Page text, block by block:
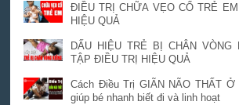
ĐIỀU TRỊ CHỮA VẸO CỔ TRẺ
HIỆU QUẢ
DẤU HIỆU TRẺ BỊ CHÂN VÒNG
TẬP ĐIỀU TRỊ HIỆU QUẢ
Cách Điều Trị GIÃN NÃO THẤT Ở
giúp bé nhanh biết đi và linh hoạt